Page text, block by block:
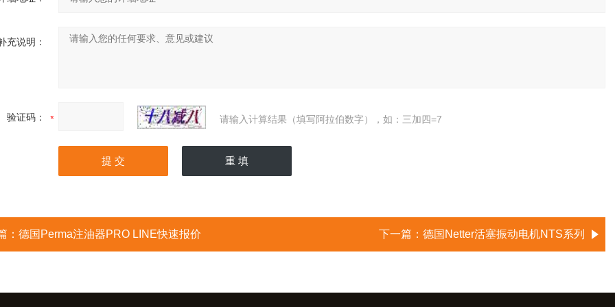
充说明：
验证码： 请输入计算结果（填写阿拉伯数字），如：三加四=7
： 德国Perma注油器PRO LINE快速报价 下一篇： 德国Netter活塞振动电机NTS系列